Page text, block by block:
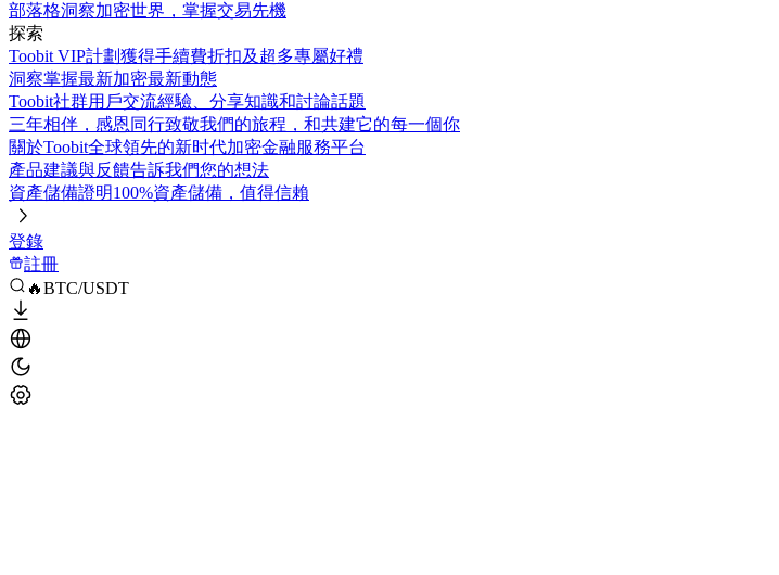
部落格洞察加密世界，掌握交易先機
探索
Toobit VIP計劃獲得手續費折扣及超多專屬好禮
洞察掌握最新加密最新動態
Toobit社群用戶交流經驗、分享知識和討論話題
三年相伴，感恩同行致敬我們的旅程，和共建它的每一個你
關於Toobit全球領先的新时代加密金融服務平台
產品建議與反饋告訴我們您的想法
資產儲備證明100%資產儲備，值得信賴
登錄
註冊
🔥BTC/USDT